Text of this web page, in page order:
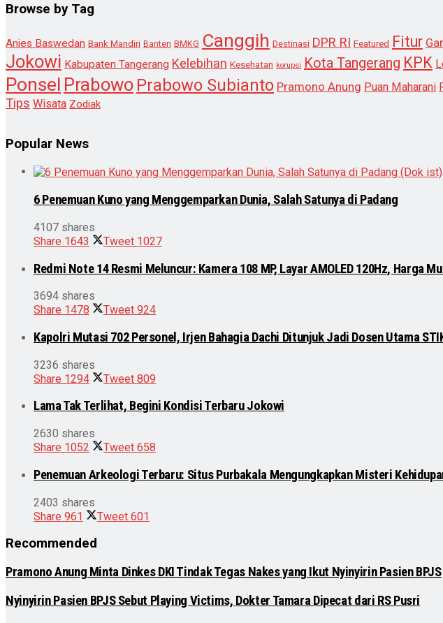
Browse by Tag
Anies Baswedan Bank Mandiri Banten BMKG Canggih Destinasi DPR RI Featured Fitur
Jokowi Kabupaten Tangerang Kelebihan Kesehatan korupsi Kota Tangerang KPK
Ponsel Prabowo Prabowo Subianto Pramono Anung Puan Maharani
Tips Wisata Zodiak
Popular News
6 Penemuan Kuno yang Menggemparkan Dunia, Salah Satunya di Padang
4107 shares
Share 1643 Tweet 1027
Redmi Note 14 Resmi Meluncur: Kamera 108 MP, Layar AMOLED 120Hz, Harga
3694 shares
Share 1478 Tweet 924
Kapolri Mutasi 702 Personel, Irjen Bahagia Dachi Ditunjuk Jadi Dosen Utama
3236 shares
Share 1294 Tweet 809
Lama Tak Terlihat, Begini Kondisi Terbaru Jokowi
2630 shares
Share 1052 Tweet 658
Penemuan Arkeologi Terbaru: Situs Purbakala Mengungkapkan Misteri
2403 shares
Share 961 Tweet 601
Recommended
Pramono Anung Minta Dinkes DKI Tindak Tegas Nakes yang Ikut Nyinyirin Pasien BPJS
Nyinyirin Pasien BPJS Sebut Playing Victims, Dokter Tamara Dipecat dari RS Pusri